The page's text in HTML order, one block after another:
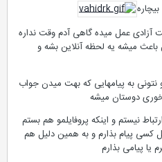
عمل میده گاهی آدم وقت نداره
میشه یه لحظه آنلاین بشه و
به پیامهایی که بهت میدن جواب
دوستان میشه
نیستم و اینکه پروفایلمو هم بستم
پیام بذارم و به همین دلیل هم
پیامی بذارم